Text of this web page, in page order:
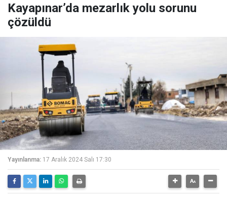
Kayapınar’da mezarlık yolu sorunu
çözüldü
Yayınlanma: 17 Aralık 2024 Salı 17:30